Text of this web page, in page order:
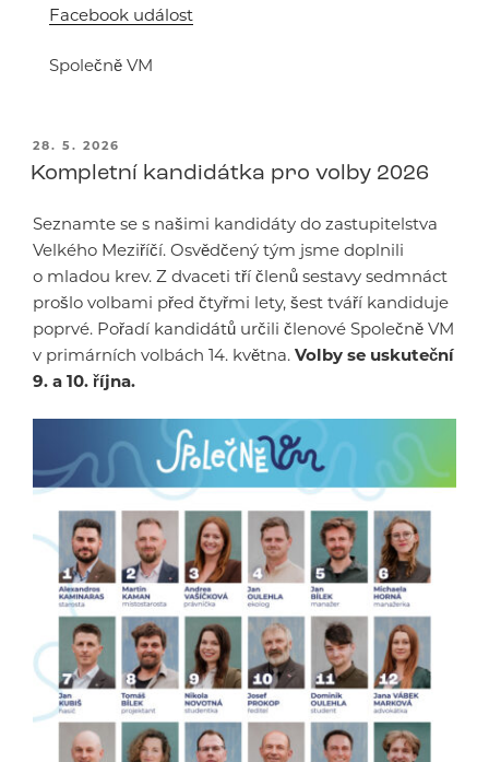
Facebook událost
Společně VM
PUBLIKOVÁNO
28. 5. 2026
Kompletní kandidátka pro volby 2026
Seznamte se s našimi kandidáty do zastupitelstva
Velkého Meziříčí. Osvědčený tým jsme doplnili
o mladou krev. Z dvaceti tří členů sestavy sedmnáct
prošlo volbami před čtyřmi lety, šest tváří kandiduje
poprvé. Pořadí kandidátů určili členové Společně VM
v primárních volbách 14. května. Volby se uskuteční
9. a 10. října.